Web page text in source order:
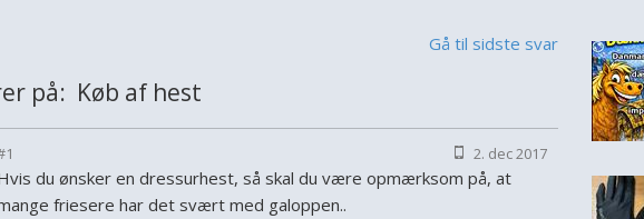
Gå til sidste svar
på: Køb af hest
2. dec 2017
du ønsker en dressurhest, så skal du være opmærksom på, at
friesere har det svært med galoppen..